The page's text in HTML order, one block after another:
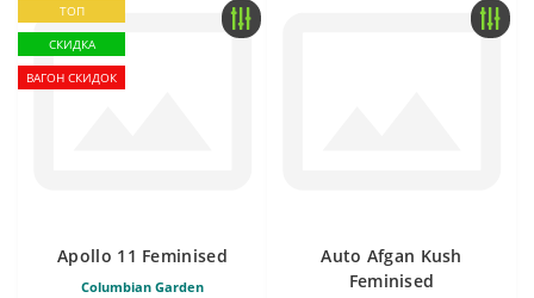
ТОП
СКИДКА
ВАГОН СКИДОК
Apollo 11 Feminised
Columbian Garden
Auto Afgan Kush
Feminised